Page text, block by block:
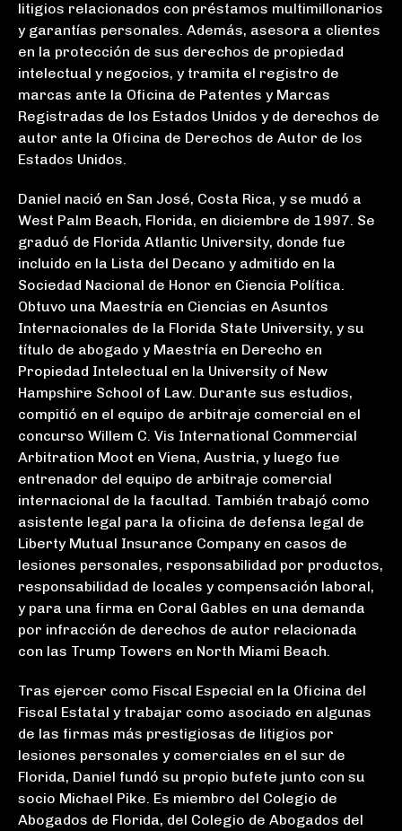
litigios relacionados con préstamos multimillonarios
y garantías personales. Además, asesora a clientes
en la protección de sus derechos de propiedad
intelectual y negocios, y tramita el registro de
marcas ante la Oficina de Patentes y Marcas
Registradas de los Estados Unidos y de derechos de
autor ante la Oficina de Derechos de Autor de los
Estados Unidos.
Daniel nació en San José, Costa Rica, y se mudó a
West Palm Beach, Florida, en diciembre de 1997. Se
graduó de Florida Atlantic University, donde fue
incluido en la Lista del Decano y admitido en la
Sociedad Nacional de Honor en Ciencia Política.
Obtuvo una Maestría en Ciencias en Asuntos
Internacionales de la Florida State University, y su
título de abogado y Maestría en Derecho en
Propiedad Intelectual en la University of New
Hampshire School of Law. Durante sus estudios,
compitió en el equipo de arbitraje comercial en el
concurso Willem C. Vis International Commercial
Arbitration Moot en Viena, Austria, y luego fue
entrenador del equipo de arbitraje comercial
internacional de la facultad. También trabajó como
asistente legal para la oficina de defensa legal de
Liberty Mutual Insurance Company en casos de
lesiones personales, responsabilidad por productos,
responsabilidad de locales y compensación laboral,
y para una firma en Coral Gables en una demanda
por infracción de derechos de autor relacionada
con las Trump Towers en North Miami Beach.
Tras ejercer como Fiscal Especial en la Oficina del
Fiscal Estatal y trabajar como asociado en algunas
de las firmas más prestigiosas de litigios por
lesiones personales y comerciales en el sur de
Florida, Daniel fundó su propio bufete junto con su
socio Michael Pike. Es miembro del Colegio de
Abogados de Florida, del Colegio de Abogados del